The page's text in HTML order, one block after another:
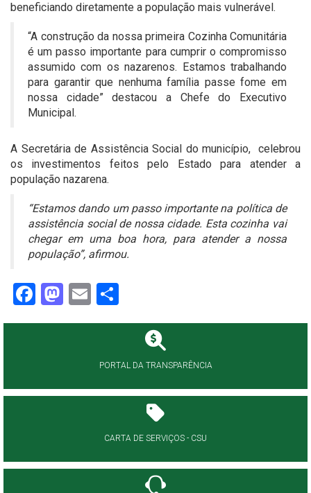
beneficiando diretamente a população mais vulnerável.
“A construção da nossa primeira Cozinha Comunitária
é um passo importante para cumprir o compromisso
assumido com os nazarenos. Estamos trabalhando
para garantir que nenhuma família passe fome em
nossa cidade” destacou a Chefe do Executivo
Municipal.
A Secretária de Assistência Social do município, celebrou
os investimentos feitos pelo Estado para atender a
população nazarena.
“Estamos dando um passo importante na política de
assistência social de nossa cidade. Esta cozinha vai
chegar em uma boa hora, para atender a nossa
população”, afirmou.
Facebook
Mastodon
Email
PORTAL DA TRANSPARÊNCIA
CARTA DE SERVIÇOS - CSU